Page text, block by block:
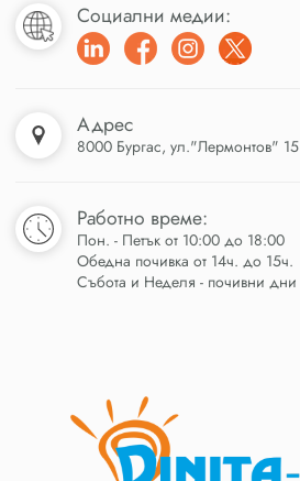
Социални медии:
Адрес
8000 Бургас, ул."Лермонтов" 15
Работно време:
Пон. - Петък от 10:00 до 18:00
Обедна почивка от 14ч. до 15ч.
Събота и Неделя - почивни дни